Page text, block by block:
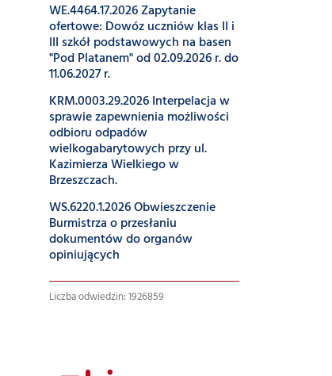
WE.4464.17.2026 Zapytanie
ofertowe: Dowóz uczniów klas II i
III szkół podstawowych na basen
"Pod Platanem" od 02.09.2026 r. do
11.06.2027 r.
KRM.0003.29.2026 Interpelacja w
sprawie zapewnienia możliwości
odbioru odpadów
wielkogabarytowych przy ul.
Kazimierza Wielkiego w
Brzeszczach.
WS.6220.1.2026 Obwieszczenie
Burmistrza o przesłaniu
dokumentów do organów
opiniujących
Liczba odwiedzin: 1926859